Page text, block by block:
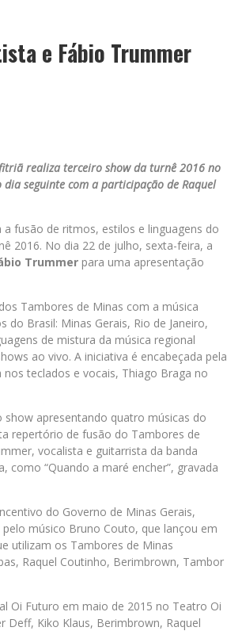
P
ROIBIDA ANUNCIA RETORNO DA PURO MALTE EXTRA E CONSOLIDA TRAJETÓRIA DE DEMOCRATIZAÇÃO CERVEJEIRA NO BRASIL
e Fábio Trummer
realiza terceiro show da turnê 2016 no
seguinte com a participação de Raquel
fusão de ritmos, estilos e linguagens do
2016. No dia 22 de julho, sexta-feira, a
Trummer para uma apresentação
Tambores de Minas com a música
Brasil: Minas Gerais, Rio de Janeiro,
de mistura da música regional
ao vivo. A iniciativa é encabeçada pela
teclados e vocais, Thiago Braga no
apresentando quatro músicas do
repertório de fusão do Tambores de
vocalista e guitarrista da banda
como “Quando a maré encher”, gravada
do Governo de Minas Gerais,
músico Bruno Couto, que lançou em
utilizam os Tambores de Minas
Raquel Coutinho, Berimbrown, Tambor
Oi Futuro em maio de 2015 no Teatro Oi
Deff, Kiko Klaus, Berimbrown, Raquel